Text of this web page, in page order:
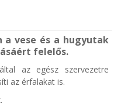
a vese és a hugyutak
felelős.
az egész szervezetre
az érfalakat is.